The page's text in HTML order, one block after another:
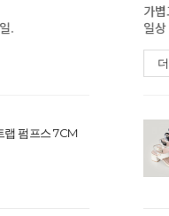
.
랩 펌프스 7CM
가
일